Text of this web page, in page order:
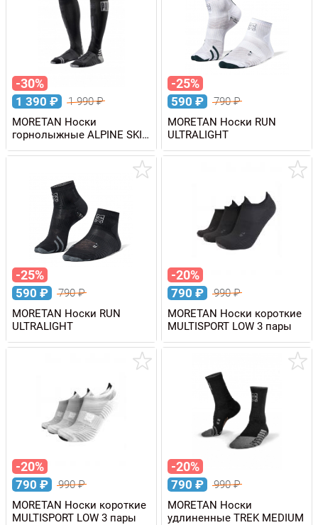
-30%
1 390 ₽ 1 990₽
MORETAN Носки
горнолыжные ALPINE SKI
GRIP PRO
-25%
590 ₽ 790₽
MORETAN Носки RUN
ULTRALIGHT
-25%
590 ₽ 790₽
MORETAN Носки RUN
ULTRALIGHT
-20%
790 ₽ 990₽
MORETAN Носки короткие
MULTISPORT LOW 3 пары
-20%
790 ₽ 990₽
MORETAN Носки короткие
MULTISPORT LOW 3 пары
-20%
790 ₽ 990₽
MORETAN Носки
удлиненные TREK MEDIUM